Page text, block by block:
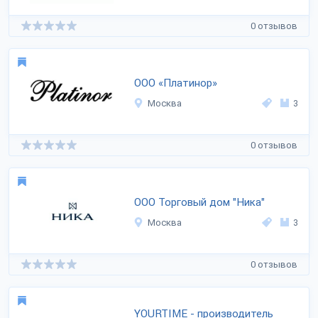
0 отзывов
ООО «Платинор»
Москва 3
0 отзывов
ООО Торговый дом "Ника"
Москва 3
0 отзывов
YOURTIME - производитель